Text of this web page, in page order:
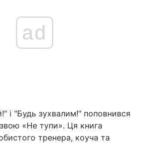
ad
і "Будь зухвалим!" поповнився
«Не тупи». Ця книга
тренера, коуча та